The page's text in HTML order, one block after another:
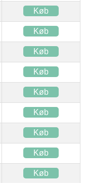
Køb
Køb
Køb
Køb
Køb
Køb
Køb
Køb
Køb